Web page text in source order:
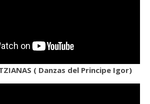
( Danzas del Principe Igor)